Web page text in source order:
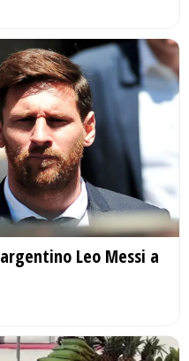
Leo Messi a